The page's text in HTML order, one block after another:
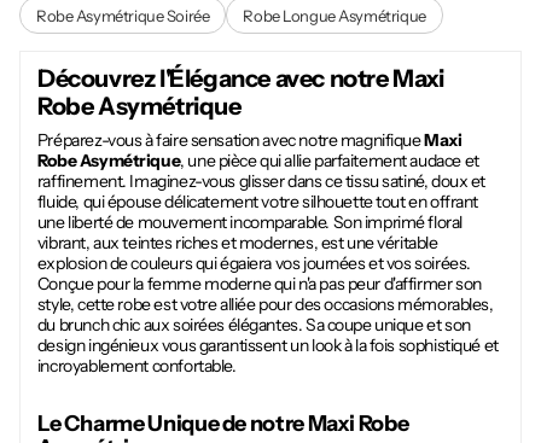
Robe Asymétrique Soirée
Robe Longue Asymétrique
Découvrez l'Élégance avec notreMaxi
Robe Asymétrique
Préparez-vous à faire sensation avec notre magnifiqueMaxi
Robe Asymétrique, une pièce qui allie parfaitement audace et
raffinement. Imaginez-vous glisser dans ce tissu satiné, doux et
fluide, qui épouse délicatement votre silhouette tout en offrant
une liberté de mouvement incomparable. Son imprimé floral
vibrant, aux teintes riches et modernes, est une véritable
explosion de couleurs qui égaiera vos journées et vos soirées.
Conçue pour la femme moderne qui n'a pas peur d'affirmer son
style, cette robe est votre alliée pour des occasions mémorables,
du brunch chic aux soirées élégantes. Sa coupe unique et son
design ingénieux vous garantissent un look à la fois sophistiqué et
incroyablement confortable.
Le Charme Unique de notreMaxi Robe